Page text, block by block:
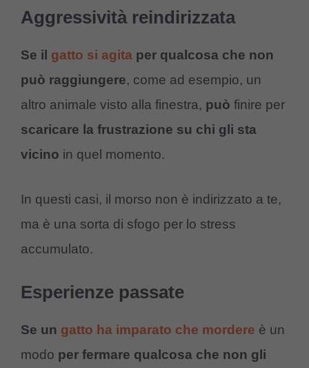
Aggressività reindirizzata
Se il gatto si agita per qualcosa che non
può raggiungere, come ad esempio, un
altro animale visto alla finestra, può finire per
scaricare la frustrazione su chi gli sta
vicino in quel momento.
In questi casi, il morso non è indirizzato a te,
ma è una sorta di sfogo per lo stress
accumulato.
Esperienze passate
Se un gatto ha imparato che mordere è un
modo per fermare qualcosa che non gli